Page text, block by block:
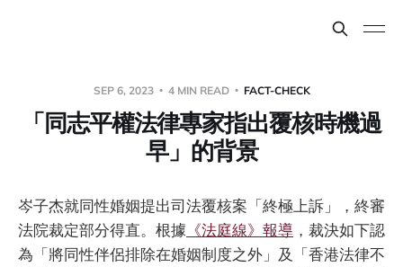
SEP 6, 2023 4 MIN READ FACT-CHECK
「同志平權法律專家指出覆核時機過
早」的背景
岑子杰就同性婚姻提出司法覆核案「終極上訴」，終審
法院裁定部分得直。根據 《法庭線》報導 ，裁決如下認
為「將同性伴侶排除在婚姻制度之外」及「香港法律不